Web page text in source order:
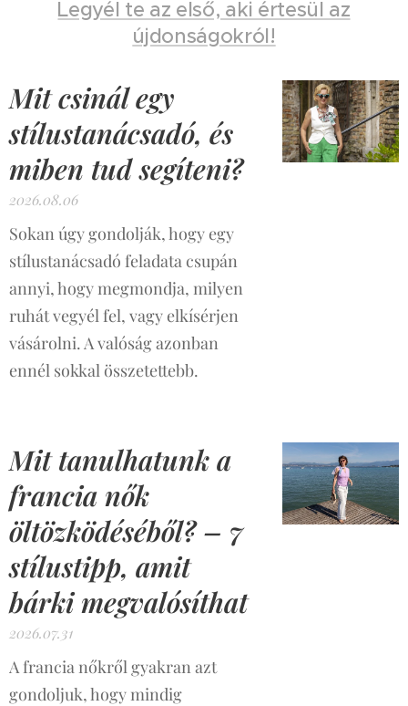
Legyél te az első, aki értesül az
újdonságokról!
Mit csinál egy
stílustanácsadó, és
miben tud segíteni?
2026.08.06
Sokan úgy gondolják, hogy egy
stílustanácsadó feladata csupán
annyi, hogy megmondja, milyen
ruhát vegyél fel, vagy elkísérjen
vásárolni. A valóság azonban
ennél sokkal összetettebb.
Mit tanulhatunk a
francia nők
öltözködéséből? – 7
stílustipp, amit
bárki megvalósíthat
2026.07.31
A francia nőkről gyakran azt
gondoljuk, hogy mindig